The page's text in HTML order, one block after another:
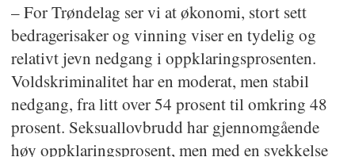
– For Trøndelag ser vi at økonomi, stort sett
bedragerisaker og vinning viser en tydelig og
relativt jevn nedgang i oppklaringsprosenten.
Voldskriminalitet har en moderat, men stabil
nedgang, fra litt over 54 prosent til omkring 48
prosent. Seksuallovbrudd har gjennomgående
høy oppklaringsprosent, men med en svekkelse